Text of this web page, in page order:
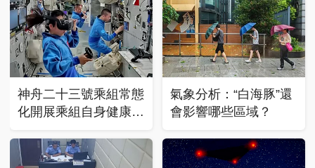
神舟二十三號乘組常態
化開展乘組自身健康管
氣象分析：“白海豚”還
會影響哪些區域？